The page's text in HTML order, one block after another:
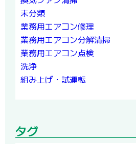
未分類
業務用エアコン修理
業務用エアコン分解清掃
業務用エアコン点検
洗浄
組み上げ・試運転
タグ